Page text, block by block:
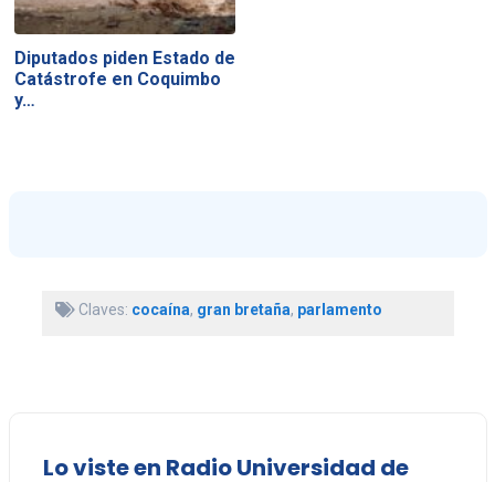
Diputados piden Estado de
Catástrofe en Coquimbo
y…
Claves: cocaína, gran bretaña, parlamento
Lo viste en Radio Universidad de